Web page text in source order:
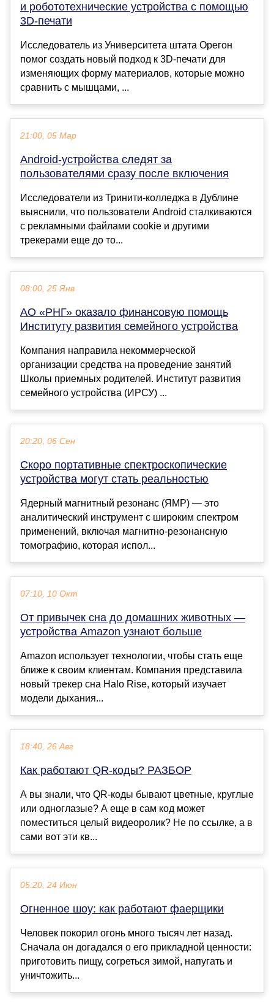
и робототехнические устройства с помощью
3D-печати
Исследователь из Университета штата Орегон
помог создать новый подход к 3D-печати для
изменяющих форму материалов, которые можно
сравнить с мышцами, ...
21:00, 05 Мар
Android-устройства следят за
пользователями сразу после включения
Исследователи из Тринити-колледжа в Дублине
выяснили, что пользователи Android сталкиваются
с рекламными файлами cookie и другими
трекерами еще до то...
08:00, 25 Янв
АО «РНГ» оказало финансовую помощь
Институту развития семейного устройства
Компания направила некоммерческой
организации средства на проведение занятий
Школы приемных родителей. Институт развития
семейного устройства (ИРСУ) ...
20:20, 06 Сен
Скоро портативные спектроскопические
устройства могут стать реальностью
Ядерный магнитный резонанс (ЯМР) — это
аналитический инструмент с широким спектром
применений, включая магнитно-резонансную
томографию, которая испол...
07:10, 10 Окт
От привычек сна до домашних животных —
устройства Amazon узнают больше
Amazon использует технологии, чтобы стать еще
ближе к своим клиентам. Компания представила
новый трекер сна Halo Rise, который изучает
модели дыхания...
18:40, 26 Авг
Как работают QR-коды? РАЗБОР
А вы знали, что QR-коды бывают цветные, круглые
или одноглазые? А еще в сам код может
поместиться целый видеоролик? Не по ссылке, а в
сами вот эти кв...
05:20, 24 Июн
Огненное шоу: как работают фаерщики
Человек покорил огонь много тысяч лет назад.
Сначала он догадался о его прикладной ценности:
приготовить пищу, согреться зимой, напугать и
уничтожить...